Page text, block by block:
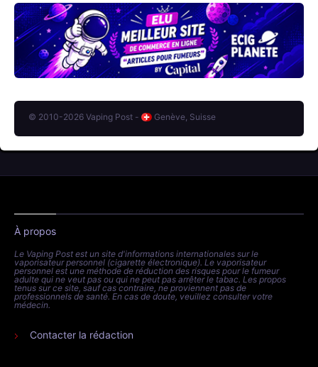
© 2010-2026 Vaping Post - Genève, Suisse
À propos
Le Vaping Post est un site d'informations internationales sur le
vaporisateur personnel (cigarette électronique). Le vaporisateur
personnel est une méthode de réduction des risques pour le fumeur
adulte qui ne veut pas ou qui ne peut pas arrêter le tabac. Les propos
tenus sur ce site, sauf cas contraire, ne proviennent pas de
professionnels de santé. En cas de doute, veuillez consulter votre
médecin.
Contacter la rédaction